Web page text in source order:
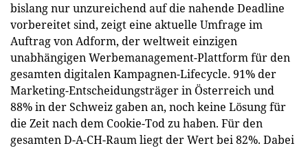
bislang nur unzureichend auf die nahende Deadline
vorbereitet sind, zeigt eine aktuelle Umfrage im
Auftrag von Adform, der weltweit einzigen
unabhängigen Werbemanagement-Plattform für den
gesamten digitalen Kampagnen-Lifecycle. 91% der
Marketing-Entscheidungsträger in Österreich und
88% in der Schweiz gaben an, noch keine Lösung für
die Zeit nach dem Cookie-Tod zu haben. Für den
gesamten D-A-CH-Raum liegt der Wert bei 82%. Dabei